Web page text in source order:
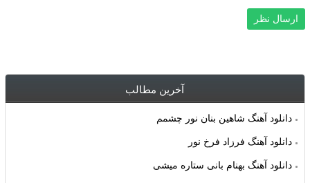
آخرین مطالب
دانلود آهنگ شاهین بنان نور چشمم
دانلود آهنگ فرزاد فرخ نور
دانلود آهنگ بهنام بانی ستاره میشی